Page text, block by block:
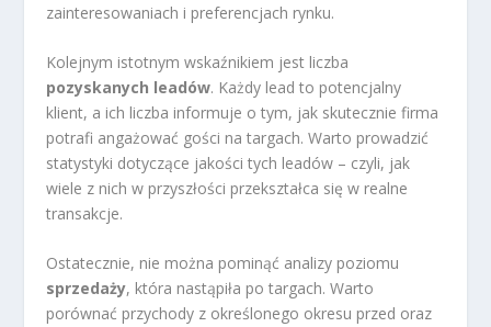
zainteresowaniach i preferencjach rynku.
Kolejnym istotnym wskaźnikiem jest liczba
pozyskanych leadów. Każdy lead to potencjalny
klient, a ich liczba informuje o tym, jak skutecznie firma
potrafi angażować gości na targach. Warto prowadzić
statystyki dotyczące jakości tych leadów – czyli, jak
wiele z nich w przyszłości przekształca się w realne
transakcje.
Ostatecznie, nie można pominąć analizy poziomu
sprzedaży, która nastąpiła po targach. Warto
porównać przychody z określonego okresu przed oraz